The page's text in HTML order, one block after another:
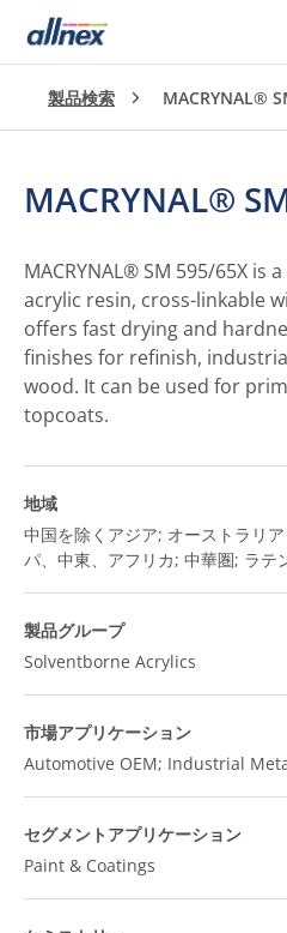
製品検索 MACRYNAL®
MACRYNAL®
MACRYNAL® SM 595/65X is
acrylic resin, cross-linkable
offers fast drying and
finishes for refinish,
wood. It can be used for
topcoats.
地域
中国を除くアジア; オーストラリ
パ、中東、アフリカ; 中華圏; ラテ
製品グループ
Solventborne Acrylics
市場アプリケーション
Automotive OEM; Industrial
セグメントアプリケーション
Paint & Coatings